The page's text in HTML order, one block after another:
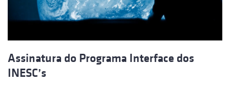
Assinatura do Programa Interface dos
INESC’s